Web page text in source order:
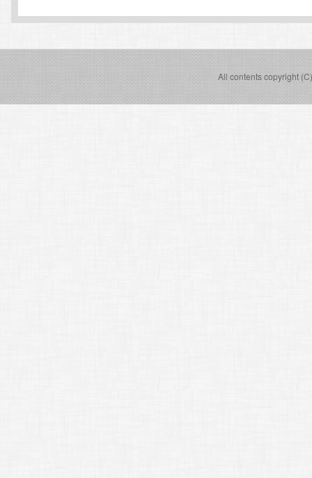
All contents copyright